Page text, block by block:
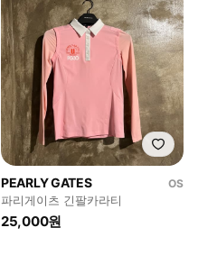
PEARLY GATES
OS
파리게이츠 긴팔카라티
25,000원